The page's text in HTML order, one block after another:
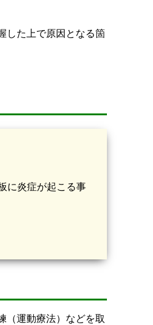
した上で原因となる箇
に炎症が起こる事
（運動療法）などを取